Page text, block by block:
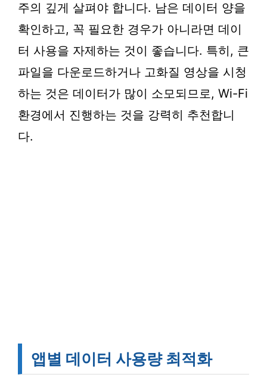
주의 깊게 살펴야 합니다. 남은 데이터 양을
확인하고, 꼭 필요한 경우가 아니라면 데이
터 사용을 자제하는 것이 좋습니다. 특히, 큰
파일을 다운로드하거나 고화질 영상을 시청
하는 것은 데이터가 많이 소모되므로, Wi-Fi
환경에서 진행하는 것을 강력히 추천합니
다.
앱별 데이터 사용량 최적화